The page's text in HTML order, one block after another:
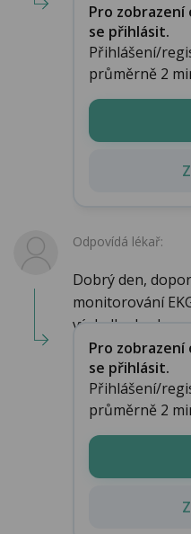
Pro
se přihlásit.
Přihlášení/
průměrně 2
Odpovídá lékař:
Dobrý den,
monitorování
výsledku bude ...
Pro
se přihlásit.
Přihlášení/
průměrně 2